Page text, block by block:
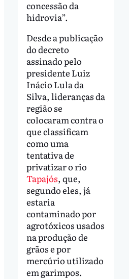
concessão da
hidrovia”.
Desde a publicação
do decreto
assinado pelo
presidente Luiz
Inácio Lula da
Silva, lideranças da
região se
colocaram contra o
que classificam
como uma
tentativa de
privatizar o rio
Tapajós, que,
segundo eles, já
estaria
contaminado por
agrotóxicos usados
na produção de
grãos e por
mercúrio utilizado
em garimpos.